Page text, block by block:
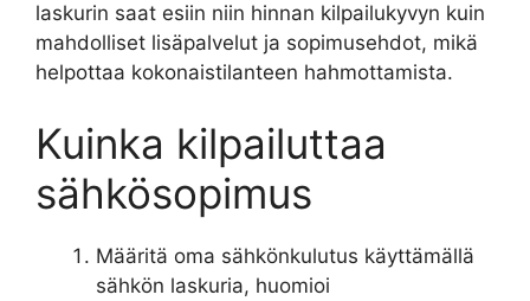
laskurin saat esiin niin hinnan kilpailukyvyn kuin
mahdolliset lisäpalvelut ja sopimusehdot, mikä
helpottaa kokonaistilanteen hahmottamista.
Kuinka kilpailuttaa
sähkösopimus
Määritä oma sähkönkulutus käyttämällä
sähkön laskuria, huomioi